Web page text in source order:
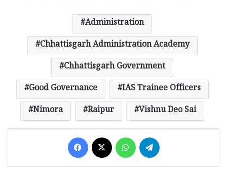
Administration
Chhattisgarh Administration Academy
Chhattisgarh Government
Good Governance
IAS Trainee Officers
Nimora
Raipur Vishnu Deo Sai
Facebook WhatsApp